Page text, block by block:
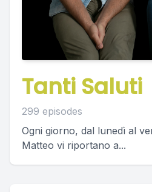
Tanti Saluti
299 episodes
Ogni giorno, dal lunedì al
Matteo vi riportano a...